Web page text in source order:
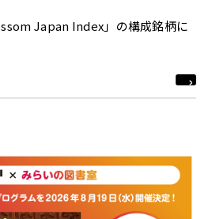
Japan Index」の構成銘柄に